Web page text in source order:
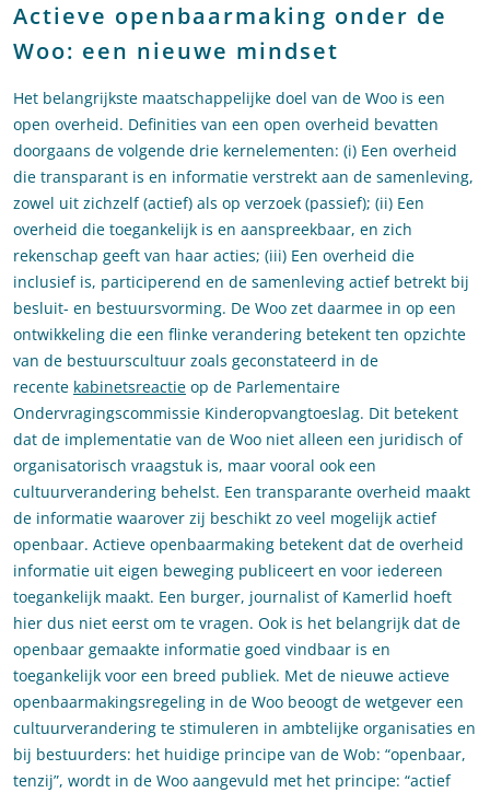
Actieve openbaarmaking onder de
Woo: een nieuwe mindset
Het belangrijkste maatschappelijke doel van de Woo is een
open overheid. Definities van een open overheid bevatten
doorgaans de volgende drie kernelementen: (i) Een overheid
die transparant is en informatie verstrekt aan de samenleving,
zowel uit zichzelf (actief) als op verzoek (passief); (ii) Een
overheid die toegankelijk is en aanspreekbaar, en zich
rekenschap geeft van haar acties; (iii) Een overheid die
inclusief is, participerend en de samenleving actief betrekt bij
besluit- en bestuursvorming. De Woo zet daarmee in op een
ontwikkeling die een flinke verandering betekent ten opzichte
van de bestuurscultuur zoals geconstateerd in de
recente kabinetsreactie op de Parlementaire
Ondervragingscommissie Kinderopvangtoeslag. Dit betekent
dat de implementatie van de Woo niet alleen een juridisch of
organisatorisch vraagstuk is, maar vooral ook een
cultuurverandering behelst. Een transparante overheid maakt
de informatie waarover zij beschikt zo veel mogelijk actief
openbaar. Actieve openbaarmaking betekent dat de overheid
informatie uit eigen beweging publiceert en voor iedereen
toegankelijk maakt. Een burger, journalist of Kamerlid hoeft
hier dus niet eerst om te vragen. Ook is het belangrijk dat de
openbaar gemaakte informatie goed vindbaar is en
toegankelijk voor een breed publiek. Met de nieuwe actieve
openbaarmakingsregeling in de Woo beoogt de wetgever een
cultuurverandering te stimuleren in ambtelijke organisaties en
bij bestuurders: het huidige principe van de Wob: “openbaar,
tenzij”, wordt in de Woo aangevuld met het principe: “actief